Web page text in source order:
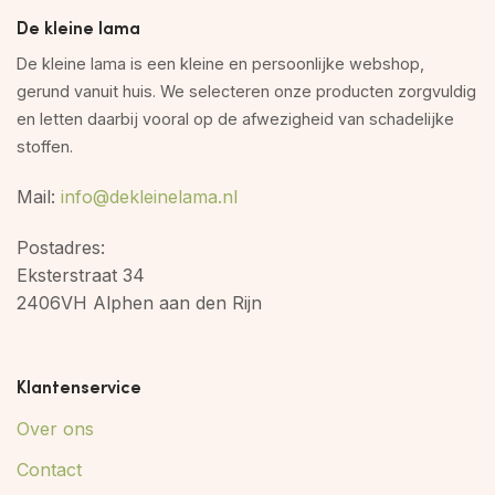
De kleine lama
De kleine lama is een kleine en persoonlijke webshop,
gerund vanuit huis. We selecteren onze producten zorgvuldig
en letten daarbij vooral op de afwezigheid van schadelijke
stoffen.
Mail: info@dekleinelama.nl
Postadres:
Eksterstraat 34
2406VH Alphen aan den Rijn
Klantenservice
Over ons
Contact